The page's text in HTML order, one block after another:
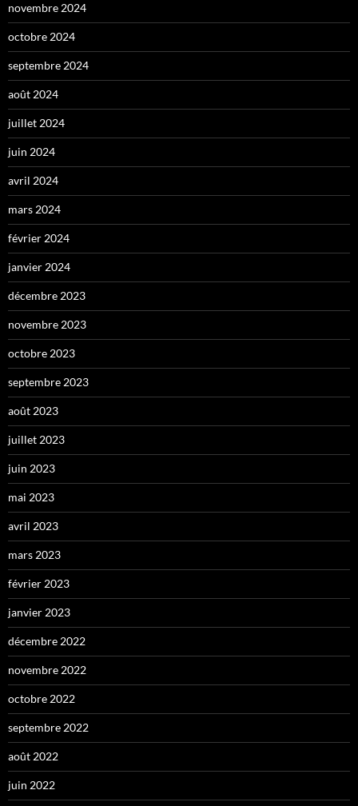
novembre 2024
octobre 2024
septembre 2024
août 2024
juillet 2024
juin 2024
avril 2024
mars 2024
février 2024
janvier 2024
décembre 2023
novembre 2023
octobre 2023
septembre 2023
août 2023
juillet 2023
juin 2023
mai 2023
avril 2023
mars 2023
février 2023
janvier 2023
décembre 2022
novembre 2022
octobre 2022
septembre 2022
août 2022
juin 2022